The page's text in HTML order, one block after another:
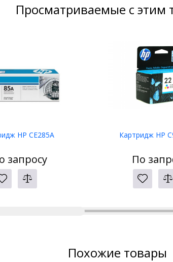
Просматриваемые с этим
HP CE285A
запросу
Картридж HP
По
Похожие товары